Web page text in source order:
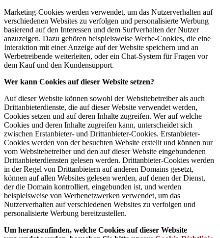
Marketing-Cookies werden verwendet, um das Nutzerverhalten auf
verschiedenen Websites zu verfolgen und personalisierte Werbung
basierend auf den Interessen und dem Surfverhalten der Nutzer
anzuzeigen. Dazu gehören beispielsweise Werbe-Cookies, die eine
Interaktion mit einer Anzeige auf der Website speichern und an
Werbetreibende weiterleiten, oder ein Chat-System für Fragen vor
dem Kauf und den Kundensupport.
Wer kann Cookies auf dieser Website setzen?
Auf dieser Website können sowohl der Websitebetreiber als auch
Drittanbieterdienste, die auf dieser Website verwendet werden,
Cookies setzen und auf deren Inhalte zugreifen. Wer auf welche
Cookies und deren Inhalte zugreifen kann, unterscheidet sich
zwischen Erstanbieter- und Drittanbieter-Cookies. Erstanbieter-
Cookies werden von der besuchten Website erstellt und können nur
vom Websitebetreiber und den auf dieser Website eingebundenen
Drittanbieterdiensten gelesen werden. Drittanbieter-Cookies werden
in der Regel von Drittanbietern auf anderen Domains gesetzt,
können auf allen Websites gelesen werden, auf denen der Dienst,
der die Domain kontrolliert, eingebunden ist, und werden
beispielsweise von Werbenetzwerken verwendet, um das
Nutzerverhalten auf verschiedenen Websites zu verfolgen und
personalisierte Werbung bereitzustellen.
Um herauszufinden, welche Cookies auf dieser Website